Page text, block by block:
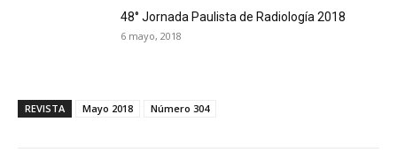
48° Jornada Paulista de Radiología 2018
6 mayo, 2018
REVISTA Mayo 2018 Número 304